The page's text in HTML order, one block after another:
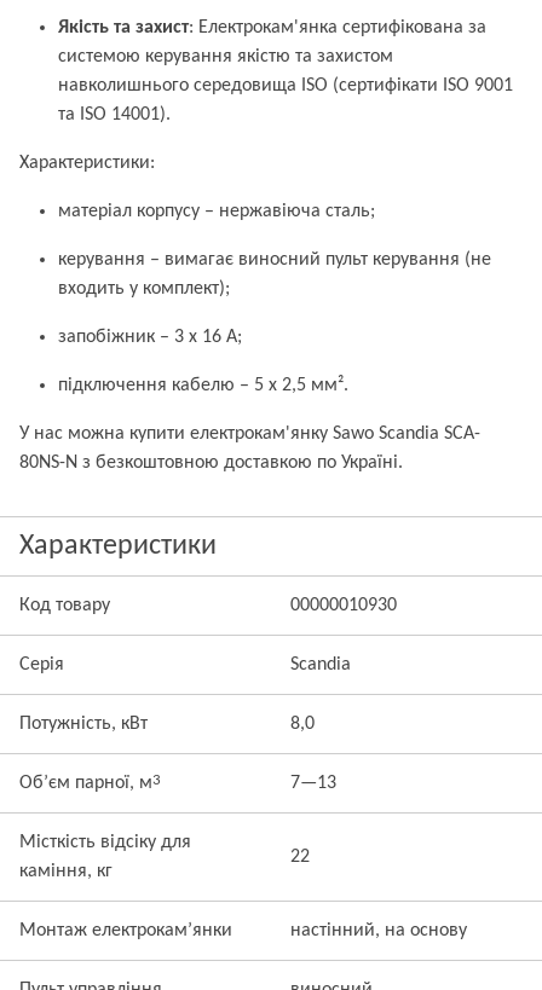
Якість та захист: Електрокам'янка сертифікована за
системою керування якістю та захистом
навколишнього середовища ISO (сертифікати ISO 9001
та ISO 14001).
Характеристики:
матеріал корпусу – нержавіюча сталь;
керування – вимагає виносний пульт керування (не
входить у комплект);
запобіжник – 3 x 16 А;
підключення кабелю – 5 x 2,5 мм².
У нас можна купити електрокам'янку Sawo Scandia SCA-
80NS-N з безкоштовною доставкою по Україні.
Характеристики
Код товару 00000010930
Серія Scandia
Потужність, кВт 8,0
Об’єм парної, м3 7—13
Місткість відсіку для
каміння, кг
22
Монтаж електрокам’янки настінний, на основу